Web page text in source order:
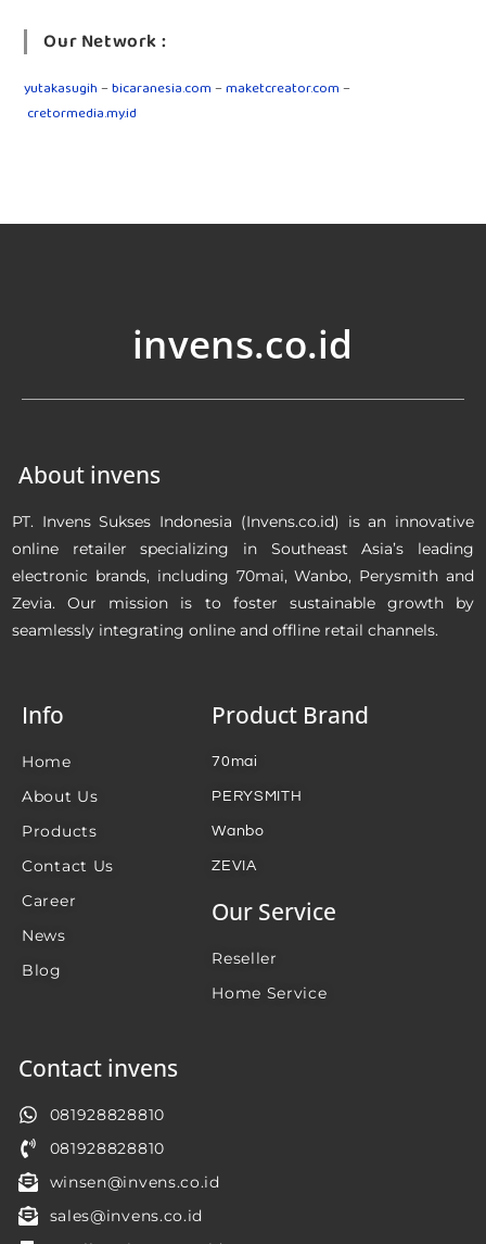
Our Network :
yutakasugih–bicaranesia.com–maketcreator.com–
cretormedia.my.id
invens.co.id
About invens
PT. Invens Sukses Indonesia (Invens.co.id) is an innovative
online retailer specializing in Southeast Asia’s leading
electronic brands, including 70mai, Wanbo, Perysmith and
Zevia. Our mission is to foster sustainable growth by
seamlessly integrating online and offline retail channels.
Info
Home
About Us
Products
Contact Us
Career
News
Blog
Product Brand
70mai
PERYSMITH
Wanbo
ZEVIA
Our Service
Reseller
Home Service
Contact invens
081928828810
081928828810
winsen@invens.co.id
sales@invens.co.id